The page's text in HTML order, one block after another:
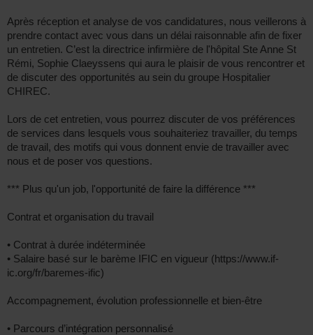
Après réception et analyse de vos candidatures, nous veillerons à
prendre contact avec vous dans un délai raisonnable afin de fixer
un entretien. C’est la directrice infirmière de l'hôpital Ste Anne St
Rémi, Sophie Claeyssens qui aura le plaisir de vous rencontrer et
de discuter des opportunités au sein du groupe Hospitalier
CHIREC.
Lors de cet entretien, vous pourrez discuter de vos préférences
de services dans lesquels vous souhaiteriez travailler, du temps
de travail, des motifs qui vous donnent envie de travailler avec
nous et de poser vos questions.
*** Plus qu'un job, l'opportunité de faire la différence ***
Contrat et organisation du travail
• Contrat à durée indéterminée
• Salaire basé sur le barème IFIC en vigueur (https://www.if-
ic.org/fr/baremes-ific)
Accompagnement, évolution professionnelle et bien-être
• Parcours d’intégration personnalisé